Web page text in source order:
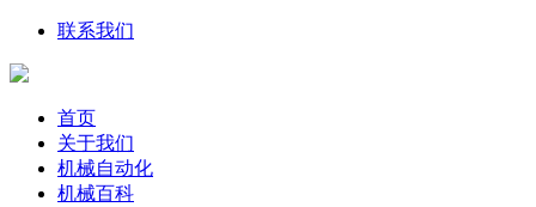
联系我们
首页
关于我们
机械自动化
机械百科